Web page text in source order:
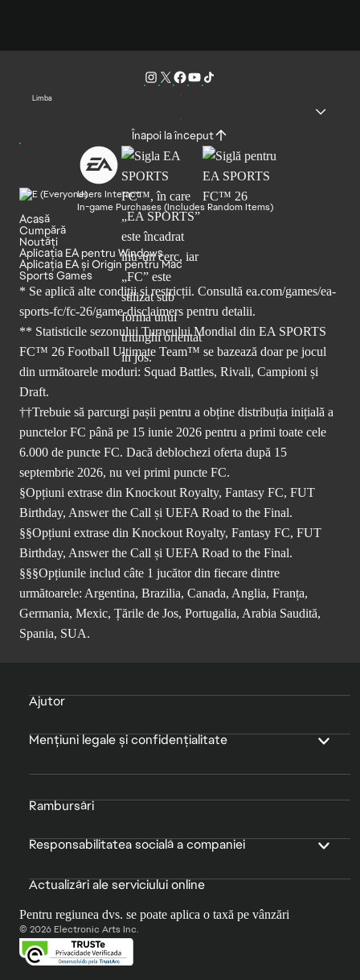
Limba
Înapoi la început
Users Interact
In-game Purchases (Includes Random Items)
Acasă
Cumpără
Noutăți
Aplicația EA pentru Windows
Aplicația EA și Origin pentru Mac
Sports Games
* Se aplică alte condiții și restricții. Consultă ea.com/games/ea-
sports-fc/fc-26/game-disclaimers pentru detalii.
** Statisticile sezonului Turneului Mondial din EA SPORTS
FC™ 26 Football Ultimate Team™ se bazează doar pe jocul
din următoarele moduri: Squad Battles, Rivali, Campioni și
Draft.
††Trebuie să parcurgi pașii pentru a obține distribuția inițială a
punctelor FC până pe 15 iunie 2026 pentru a primi toate cele
6.000 de puncte FC. Dacă deblochezi oferta după 15
septembrie 2026, nu vei primi puncte FC.
§Opțiuni extrase din Knockout Royalty, Fantasy FC, FUT
Birthday, Answer the Call și UEFA Road to the Final.
§§Opțiuni extrase din Knockout Royalty, Fantasy FC, FUT
Birthday, Answer the Call și UEFA Road to the Final.
§§§Opțiunile includ câte 1 jucător din fiecare dintre
următoarele: Argentina, Brazilia, Canada, Anglia, Franța,
Germania, Mexic, Țările de Jos, Portugalia, Arabia Saudită,
Spania, SUA.
Ajutor
Mențiuni legale și confidențialitate
Rambursări
Responsabilitatea socială a companiei
Actualizări ale serviciului online
Pentru regiunea dvs. se poate aplica o taxă pe vânzări
© 2026 Electronic Arts Inc.